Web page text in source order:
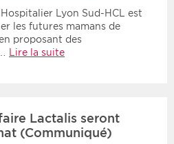
Lyon Sud-HCL est
les futures mamans de
proposant des
Lire la suite
Lactalis seront
(Communiqué)